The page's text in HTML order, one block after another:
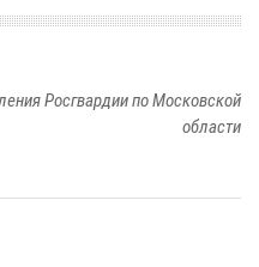
Росгвардии по Московской
области